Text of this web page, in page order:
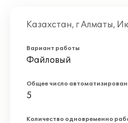
Казахстан, г Алматы,
Вариант работы
Файловый
Общее число
5
Количество одновременно